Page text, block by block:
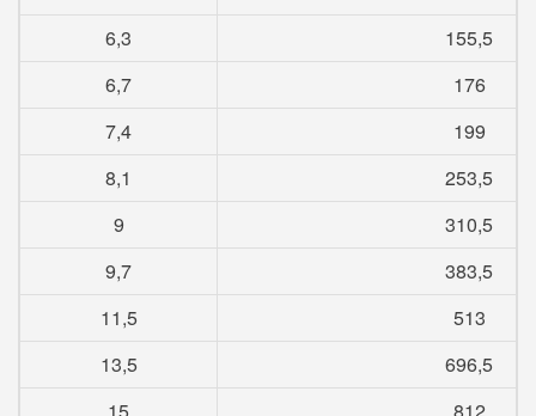
6,3
155,5
6,7
176
7,4
199
8,1
253,5
9
310,5
9,7
383,5
11,5
513
13,5
696,5
15
812